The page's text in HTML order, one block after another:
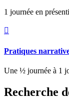
1 journée en

Pratiques
Une ½ journée à 1
Recherche